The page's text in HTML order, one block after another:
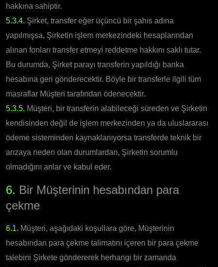
hakkına sahiptir.
5.3.4. Şirket, transfer eğer üçüncü bir şahıs adına
yapılmışsa, Şirketin işlem merkezindeki hesaplarından
alınan fonları transfer etmeyi reddetme hakkını saklı tutar.
Bu durumda, Şirket parayı transferin yapıldığı banka
hesabına geri gönderecektir. Böyle bir transferle ilgili tüm
masraflar Müşteri tarafından ödenecektir.
5.3.5. Müşteri, bir transferin alabileceği süreden ve Şirketin
kendisinden değil de işlem merkezinden ya da uluslararası
ödeme sisteminden kaynaklanıyorsa transferde teknik bir
arızaya neden olan durumlardan, Şirketin sorumlu
olmadığını anlar ve kabul eder.
6. Bir Müşterinin hesabından para
çekme
6.1. Müşteri, aşağıdaki koşullara göre, Müşterinin
hesabından para çekme talimatını içeren bir para çekme
talebini Şirkete göndererek herhangi bir zamanda